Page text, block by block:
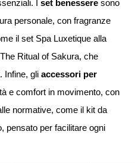
I set benessere sono
personale, con fragranze
il set Spa Luxetique alla
Ritual of Sakura, che
Infine, gli accessori per
e comfort in movimento, con
normative, come il kit da
pensato per facilitare ogni